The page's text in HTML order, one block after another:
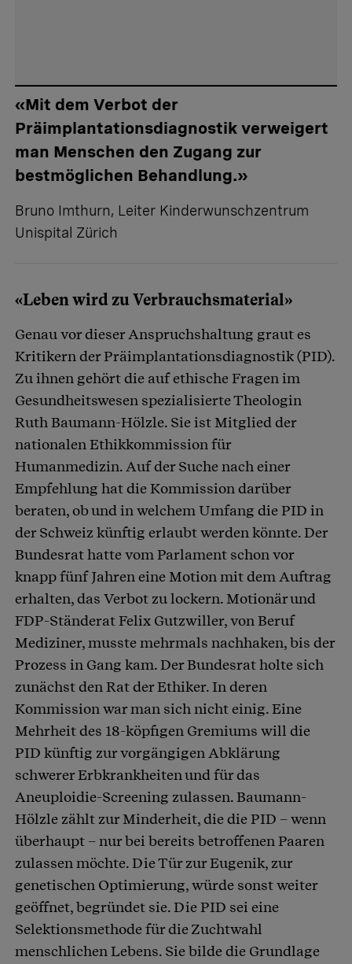
«Mit dem Verbot der
Präimplantationsdiagnostik verweigert
man Menschen den Zugang zur
bestmöglichen Behandlung.»
Bruno Imthurn, Leiter Kinderwunschzentrum
Unispital Zürich
«Leben wird zu Verbrauchsmaterial»
Genau vor dieser Anspruchshaltung graut es
Kritikern der Präimplantationsdiagnostik (PID).
Zu ihnen gehört die auf ethische Fragen im
Gesundheitswesen spezialisierte Theologin
Ruth Baumann-Hölzle. Sie ist Mitglied der
nationalen Ethikkommission für
Humanmedizin. Auf der Suche nach einer
Empfehlung hat die Kommission darüber
beraten, ob und in welchem Umfang die PID in
der Schweiz künftig erlaubt werden könnte. Der
Bundesrat hatte vom Parlament schon vor
knapp fünf Jahren eine Motion mit dem Auftrag
erhalten, das Verbot zu lockern. Motionär und
FDP-Ständerat Felix Gutzwiller, von Beruf
Mediziner, musste mehrmals nachhaken, bis der
Prozess in Gang kam. Der Bundesrat holte sich
zunächst den Rat der Ethiker. In deren
Kommission war man sich nicht einig. Eine
Mehrheit des 18-köpfigen Gremiums will die
PID künftig zur vorgängigen Abklärung
schwerer Erbkrankheiten und für das
Aneuploidie-Screening zulassen. Baumann-
Hölzle zählt zur Minderheit, die die PID – wenn
überhaupt – nur bei bereits betroffenen Paaren
zulassen möchte. Die Tür zur Eugenik, zur
genetischen Optimierung, würde sonst weiter
geöffnet, begründet sie. Die PID sei eine
Selektionsmethode für die Zuchtwahl
menschlichen Lebens. Sie bilde die Grundlage